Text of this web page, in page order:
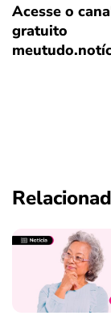
Acesse o
gratuito